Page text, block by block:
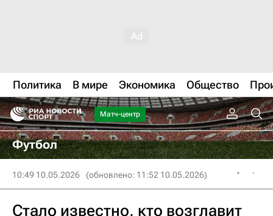
Политика В мире Экономика Общество
Матч-центр
Футбол
10:49 10.05.2026 (обновлено: 11:52 10.05.2026)
Стало известно, кто возглавит